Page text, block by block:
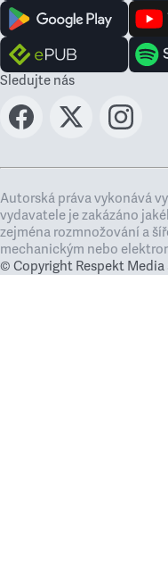
Sledujte nás
Autorská práva vykonává
vydavatele je zakázáno
zejména rozmnožování a
mechanickým nebo
© Copyright Respekt Media